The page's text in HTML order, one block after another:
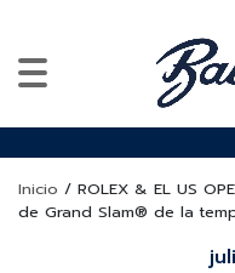
Inicio / ROLEX & EL US
de Grand Slam® de la